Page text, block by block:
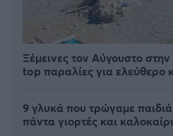
Ξέμεινες τον Αύγουστο
top παραλίες για ελεύθερο
9 γλυκά που τρώγαμε
πάντα γιορτές και